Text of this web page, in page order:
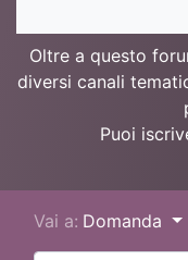
Oltre a questo
diversi canali
Puoi
Vai a: Domanda